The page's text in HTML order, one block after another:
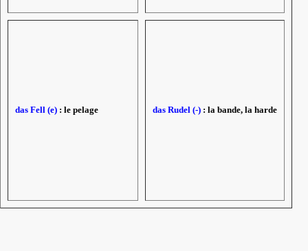
das Fell (e) : le pelage das Rudel (-) : la bande, la harde